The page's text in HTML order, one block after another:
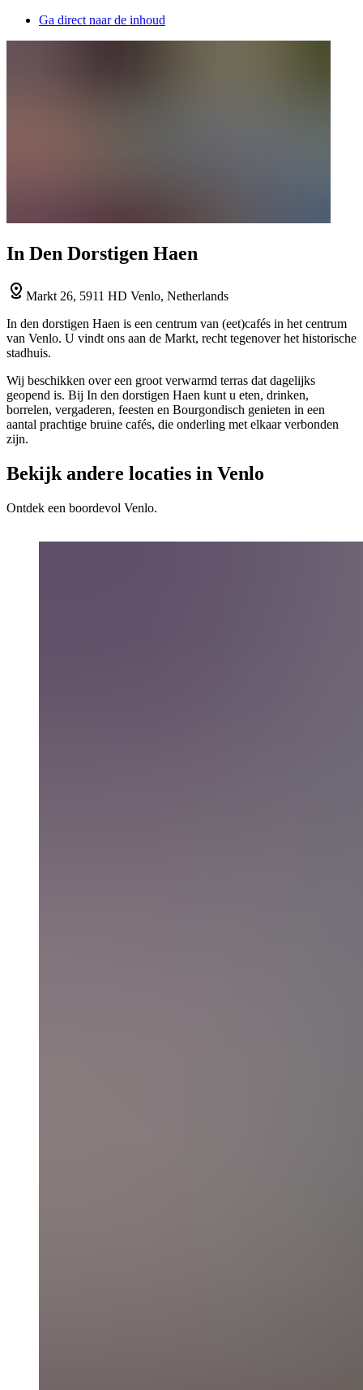
Ga direct naar de inhoud
In Den Dorstigen Haen
Markt 26, 5911 HD Venlo, Netherlands
In den dorstigen Haen is een centrum van (eet)cafés in het centrum
van Venlo. U vindt ons aan de Markt, recht tegenover het historische
stadhuis.
Wij beschikken over een groot verwarmd terras dat dagelijks
geopend is. Bij In den dorstigen Haen kunt u eten, drinken,
borrelen, vergaderen, feesten en Bourgondisch genieten in een
aantal prachtige bruine cafés, die onderling met elkaar verbonden
zijn.
Bekijk andere locaties in Venlo
Ontdek een boordevol Venlo.